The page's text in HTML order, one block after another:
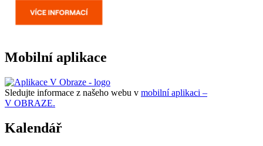
Mobilní aplikace
Sledujte informace z našeho webu v mobilní aplikaci –
V OBRAZE.
Kalendář